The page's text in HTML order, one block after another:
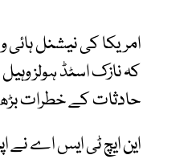
امریکا کی نیشنل
کہ نازک اسٹڈ ہولز
حادثات کے خطرات
این ایچ ٹی ایس اے نے